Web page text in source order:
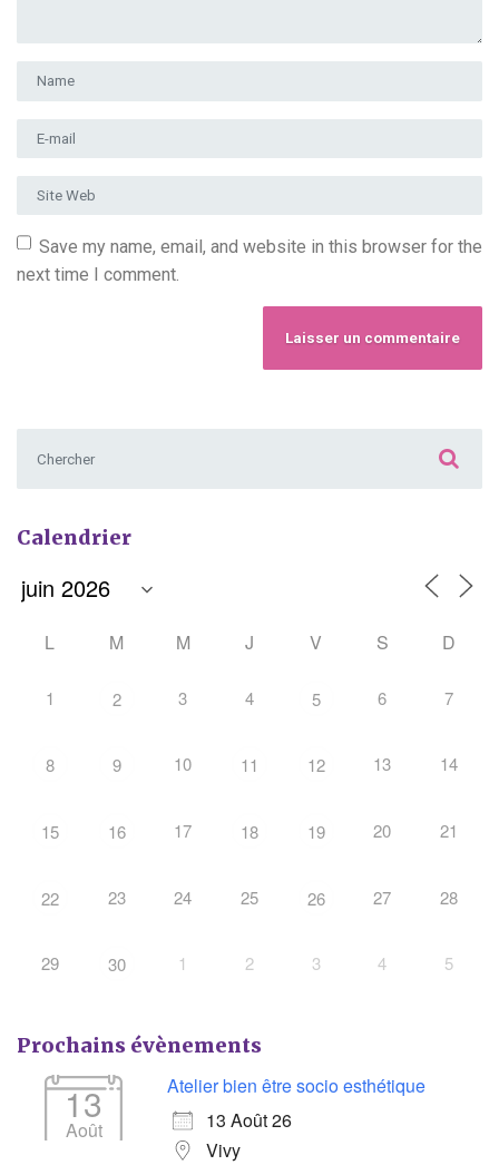
Prénom et nom
Adresse e-mail
Site Web
Save my name, email, and website in this browser for the
next time I comment.
Calendrier
L M M J V S D
1 2 3 4 5 6 7
8 9 10 11 12 13 14
15 16 17 18 19 20 21
22 23 24 25 26 27 28
29 30 1 2 3 4 5
Prochains évènements
13
Août
Atelier bien être socio esthétique
13 Août 26
Vivy